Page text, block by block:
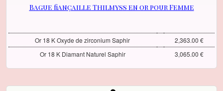
Bague fiançaille Thilmyss en or pour Femme
Or 18 K Oxyde de zirconium Saphir
2,363.00 €
Or 18 K Diamant Naturel Saphir
3,065.00 €